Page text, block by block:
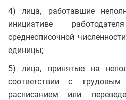
4) лица, работавшие
инициативе
среднесписочной
единицы;
5) лица, принятые на
соответствии с
расписанием или